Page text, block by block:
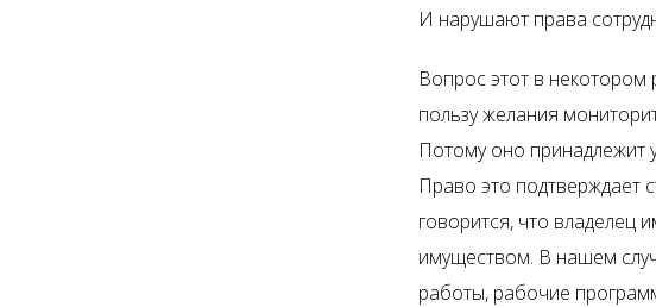
И нарушают права
Вопрос этот в некотором
пользу желания
Потому оно принадлежит
Право это подтверждает
говорится, что владелец
имуществом. В нашем
работы, рабочие